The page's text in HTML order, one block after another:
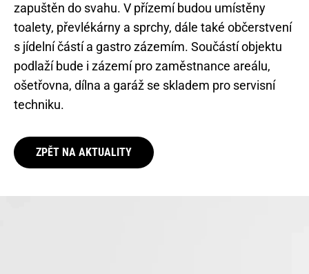
zapuštěn do svahu. V přízemí budou umístěny
toalety, převlékárny a sprchy, dále také občerstvení
s jídelní částí a gastro zázemím. Součástí objektu
podlaží bude i zázemí pro zaměstnance areálu,
ošetřovna, dílna a garáž se skladem pro servisní
techniku.
ZPĚT NA AKTUALITY